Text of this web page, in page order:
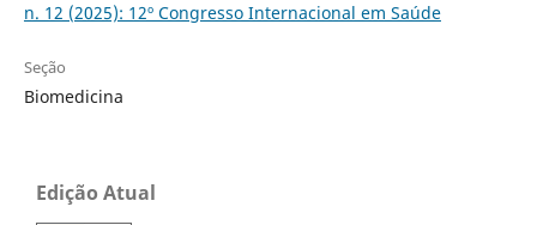
n. 12 (2025): 12º Congresso Internacional em Saúde
Seção
Biomedicina
Edição Atual